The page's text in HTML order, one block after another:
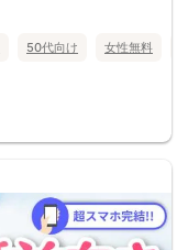
50代向け 女性無料